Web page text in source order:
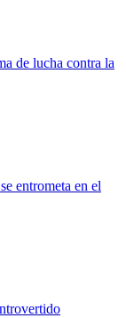
de lucha contra la
entrometa en el